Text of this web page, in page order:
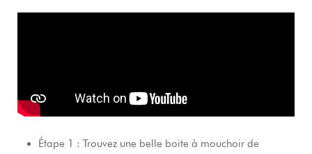
Étape 1 : Trouvez une belle boite à mouchoir de